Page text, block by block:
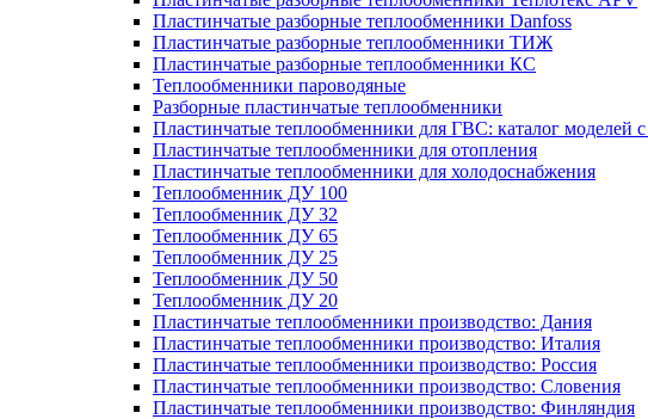
Пластинчатые разборные теплообменники Danfoss
Пластинчатые разборные теплообменники ТИЖ
Пластинчатые разборные теплообменники КC
Теплообменники пароводяные
Разборные пластинчатые теплообменники
Пластинчатые теплообменники для ГВС: каталог моделей
Пластинчатые теплообменники для отопления
Пластинчатые теплообменники для холодоснабжения
Теплообменник ДУ 100
Теплообменник ДУ 32
Теплообменник ДУ 65
Теплообменник ДУ 25
Теплообменник ДУ 50
Теплообменник ДУ 20
Пластинчатые теплообменники производство: Дания
Пластинчатые теплообменники производство: Италия
Пластинчатые теплообменники производство: Россия
Пластинчатые теплообменники производство: Словения
Пластинчатые теплообменники производство: Финляндия